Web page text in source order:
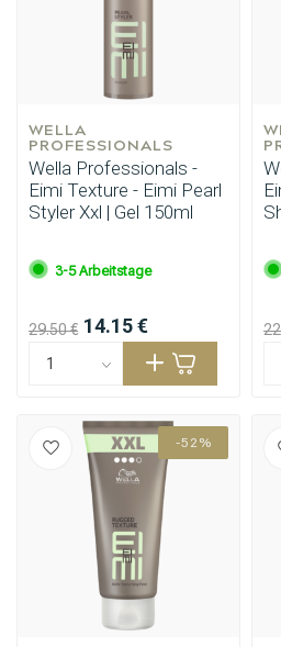
WELLA
PROFESSIONALS
Wella Professionals -
Eimi Texture - Eimi Pearl
Styler Xxl | Gel 150ml
3-5 Arbeitstage
29.50 € 14.15 €
-52%